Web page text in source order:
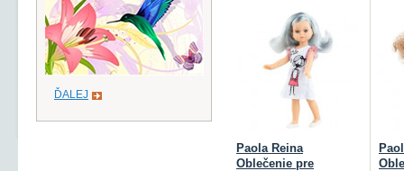
Paola Reina
Oblečenie pre
ĎALEJ